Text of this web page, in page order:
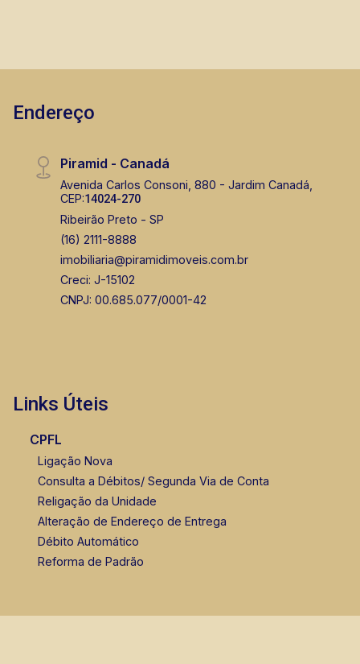
CORRETOR DE PLANTÃO
Endereço
Piramid - Canadá
Avenida Carlos Consoni, 880 - Jardim Canadá,
CEP:14024-270
Ribeirão Preto - SP
(16) 2111-8888
imobiliaria@piramidimoveis.com.br
Creci: J-15102
CNPJ: 00.685.077/0001-42
Links Úteis
CPFL
Ligação Nova
Consulta a Débitos/ Segunda Via de Conta
Religação da Unidade
Alteração de Endereço de Entrega
Débito Automático
Reforma de Padrão